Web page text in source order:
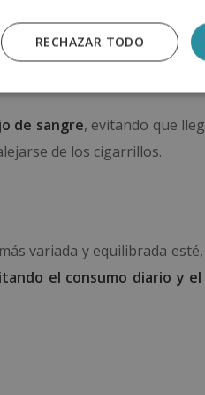
de los riñones. Toma
de sangre, evitando que
de los cigarrillos.
variada y equilibrada
el consumo diario y el
RECHAZAR TODO